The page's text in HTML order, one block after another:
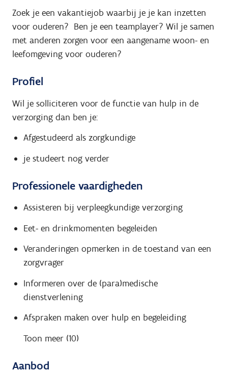
Zoek je een vakantiejob waarbij je je kan inzetten
voor ouderen? Ben je een teamplayer? Wil je samen
met anderen zorgen voor een aangename woon- en
leefomgeving voor ouderen?
Profiel
Wil je solliciteren voor de functie van hulp in de
verzorging dan ben je:
Afgestudeerd als zorgkundige
je studeert nog verder
Professionele vaardigheden
Assisteren bij verpleegkundige verzorging
Eet- en drinkmomenten begeleiden
Veranderingen opmerken in de toestand van een
zorgvrager
Informeren over de (para)medische
dienstverlening
Afspraken maken over hulp en begeleiding
Toon meer (10)
Aanbod